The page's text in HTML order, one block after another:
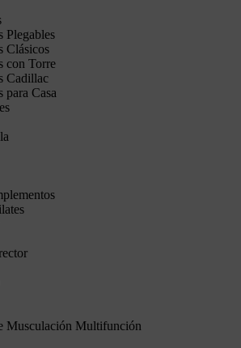
Plegables
Clásicos
con Torre
Cadillac
para Casa
Musculación Multifunción